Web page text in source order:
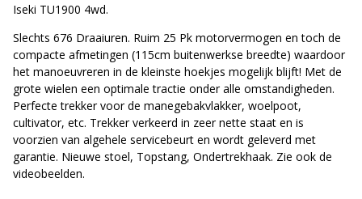
Iseki TU1900 4wd.
Slechts 676 Draaiuren. Ruim 25 Pk motorvermogen en toch de
compacte afmetingen (115cm buitenwerkse breedte) waardoor
het manoeuvreren in de kleinste hoekjes mogelijk blijft! Met de
grote wielen een optimale tractie onder alle omstandigheden.
Perfecte trekker voor de manegebakvlakker, woelpoot,
cultivator, etc. Trekker verkeerd in zeer nette staat en is
voorzien van algehele servicebeurt en wordt geleverd met
garantie. Nieuwe stoel, Topstang, Ondertrekhaak. Zie ook de
videobeelden.